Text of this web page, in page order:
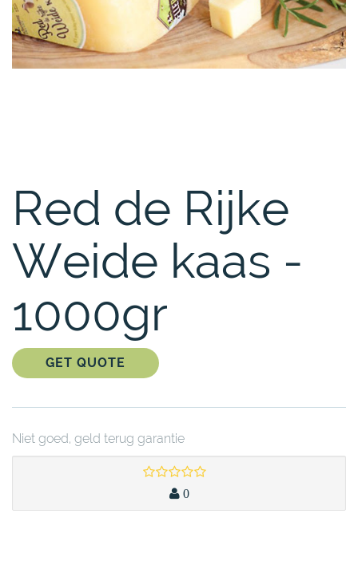
Red de Rijke
Weide kaas -
1000gr
GET QUOTE
Niet goed, geld terug garantie
0